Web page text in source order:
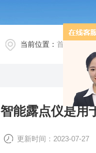
当前位置：首页
智能露点仪是用
更新时间：2023-07-27